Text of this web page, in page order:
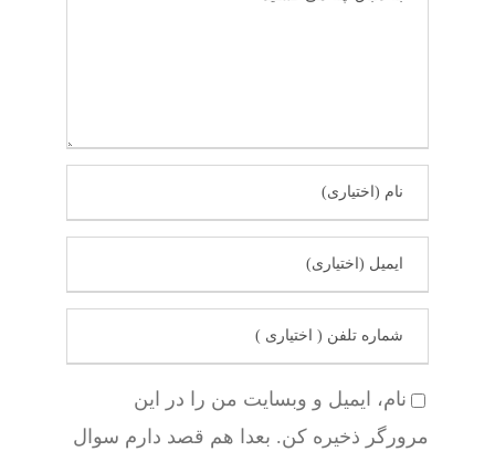
نام، ایمیل و وبسایت من را در این
مرورگر ذخیره کن. بعدا هم قصد دارم سوال